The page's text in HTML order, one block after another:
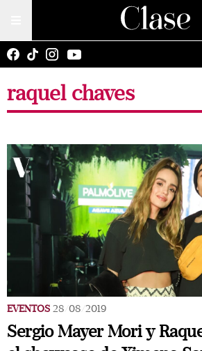
raquel chaves
EVENTOS 28/08/2019
Sergio Mayer Mori y